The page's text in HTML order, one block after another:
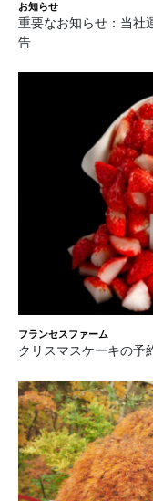
お知らせ
重要なお知らせ：当社
告
フランセスファーム
クリスマスケーキの予